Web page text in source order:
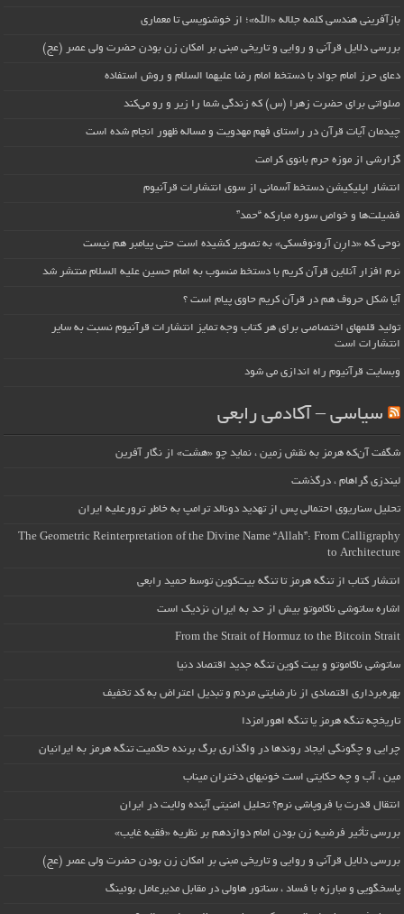
بازآفرینی هندسی کلمه جلاله «الله»؛ از خوشنویسی تا معماری
بررسی دلایل قرآنی و روایی و تاریخی مبنی بر امکان زن بودن حضرت ولی عصر (عج)
دعای حرز امام جواد با دستخط امام رضا علیهما السلام و روش استفاده
صلواتی برای حضرت زهرا (س) که زندگی شما را زیر و رو می‌کند
چیدمان آیات قرآن در راستای فهم مهدویت و مساله ظهور انجام شده است
گزارشی از موزه حرم بانوی کرامت
انتشار اپلیکیشن دستخط آسمانی از سوی انتشارات قرآنیوم
فضیلت‌ها و خواص سوره مبارکه “حمد”
نوحی که «دارِن آرونوفسکی» به تصویر کشیده است حتی پیامبر هم نیست
نرم افزار آنلاین قرآن کریم با دستخط منسوب به امام حسین علیه السلام منتشر شد
آیا شکل حروف هم در قرآن کریم حاوی پیام است ؟
تولید قلمهای اختصاصی برای هر کتاب وجه تمایز انتشارات قرآنیوم نسبت به سایر
انتشارات است
وبسایت قرآنیوم راه اندازی می شود
سیاسی – آکادمی رابعی
شگفت آن‌که هرمز به نقش زمین ، نماید چو «هشت» از نگار آفرین
لیندزی گراهام ، درگذشت
تحلیل سناریوی احتمالی پس از تهدید دونالد ترامپ به خاطر ترورعلیه ایران
The Geometric Reinterpretation of the Divine Name “Allah”: From Calligraphy
to Architecture
انتشار کتاب از تنگه هرمز تا تنگه بیت‌کوین توسط حمید رابعی
اشاره ساتوشی ناکاموتو بیش از حد به ایران نزدیک است
From the Strait of Hormuz to the Bitcoin Strait
ساتوشی ناکاموتو و بیت کوین تنگه جدید اقتصاد دنیا
بهره‌برداری اقتصادی از نارضایتی مردم و تبدیل اعتراض به کد تخفیف
تاریخچه تنگه هرمز یا تنگه اهورامزدا
چرایی و چگونگی ایجاد روندها در واگذاری برگ برنده حاکمیت تنگه هرمز به ایرانیان
مین ، آب و چه حکایتی است خونبهای دختران میناب
انتقال قدرت یا فروپاشی نرم؟ تحلیل امنیتی آینده ولایت در ایران
بررسی تأثیر فرضیه زن بودن امام دوازدهم بر نظریه «فقیه غایب»
بررسی دلایل قرآنی و روایی و تاریخی مبنی بر امکان زن بودن حضرت ولی عصر (عج)
پاسخگویی و مبارزه با فساد ، سناتور هاولی در مقابل مدیرعامل بوئینگ